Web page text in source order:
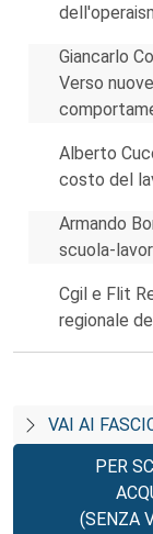
Giancarlo
Verso
Alberto
costo del
Armando
scuola-
Cgil e Flit
regionale
VAI AI
PER
(SENZA